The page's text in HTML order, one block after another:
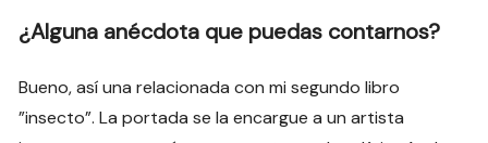
¿Alguna anécdota que puedas contarnos?
Bueno, así una relacionada con mi segundo libro
”insecto”. La portada se la encargue a un artista